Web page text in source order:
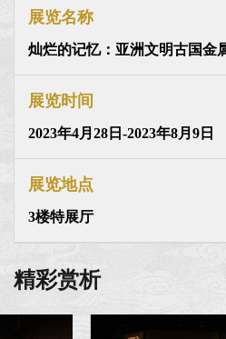
展览名称
灿烂的记忆：亚洲文明古国金
展览时间
2023年4月28日-2023年8月9日
展览地点
3楼特展厅
精彩赏析